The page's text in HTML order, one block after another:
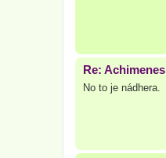
Re: Achimenes
No to je nádhera.